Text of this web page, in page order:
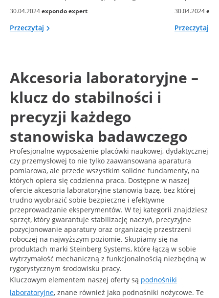
30.04.2024expondo expert
Przeczytaj
30.04.2024
Przeczytaj
Akcesoria laboratoryjne –
klucz do stabilności i
precyzji każdego
stanowiska badawczego
Profesjonalne wyposażenie placówki naukowej, dydaktycznej
czy przemysłowej to nie tylko zaawansowana aparatura
pomiarowa, ale przede wszystkim solidne fundamenty, na
których opiera się codzienna praca. Dostępne w naszej
ofercie akcesoria laboratoryjne stanowią bazę, bez której
trudno wyobrazić sobie bezpieczne i efektywne
przeprowadzanie eksperymentów. W tej kategorii znajdziesz
sprzęt, który gwarantuje stabilizację naczyń, precyzyjne
pozycjonowanie aparatury oraz organizację przestrzeni
roboczej na najwyższym poziomie. Skupiamy się na
produktach marki Steinberg Systems, które łączą w sobie
wytrzymałość mechaniczną z funkcjonalnością niezbędną w
rygorystycznym środowisku pracy.
Kluczowym elementem naszej oferty są podnośniki
laboratoryjne, znane również jako podnośniki nożycowe. Te